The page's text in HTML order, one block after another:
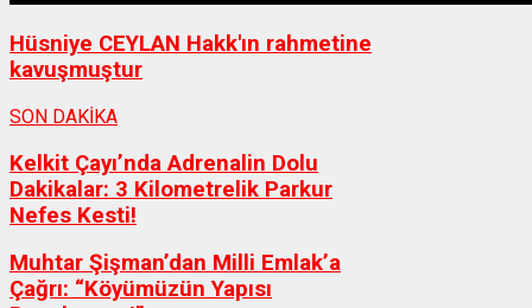
Hüsniye CEYLAN Hakk'ın rahmetine
kavuşmuştur
SON DAKİKA
Kelkit Çayı’nda Adrenalin Dolu
Dakikalar: 3 Kilometrelik Parkur
Nefes Kesti!
Muhtar Şişman’dan Milli Emlak’a
Çağrı: “Köyümüzün Yapısı